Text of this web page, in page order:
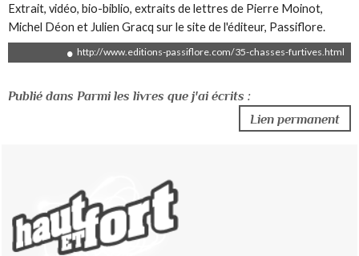
Extrait, vidéo, bio-biblio, extraits de lettres de Pierre Moinot,
Michel Déon et Julien Gracq sur le site de l'éditeur, Passiflore.
http://www.editions-passiflore.com/35-chasses-furtives.html
Publié dans Parmi les livres que j'ai écrits :
Lien permanent